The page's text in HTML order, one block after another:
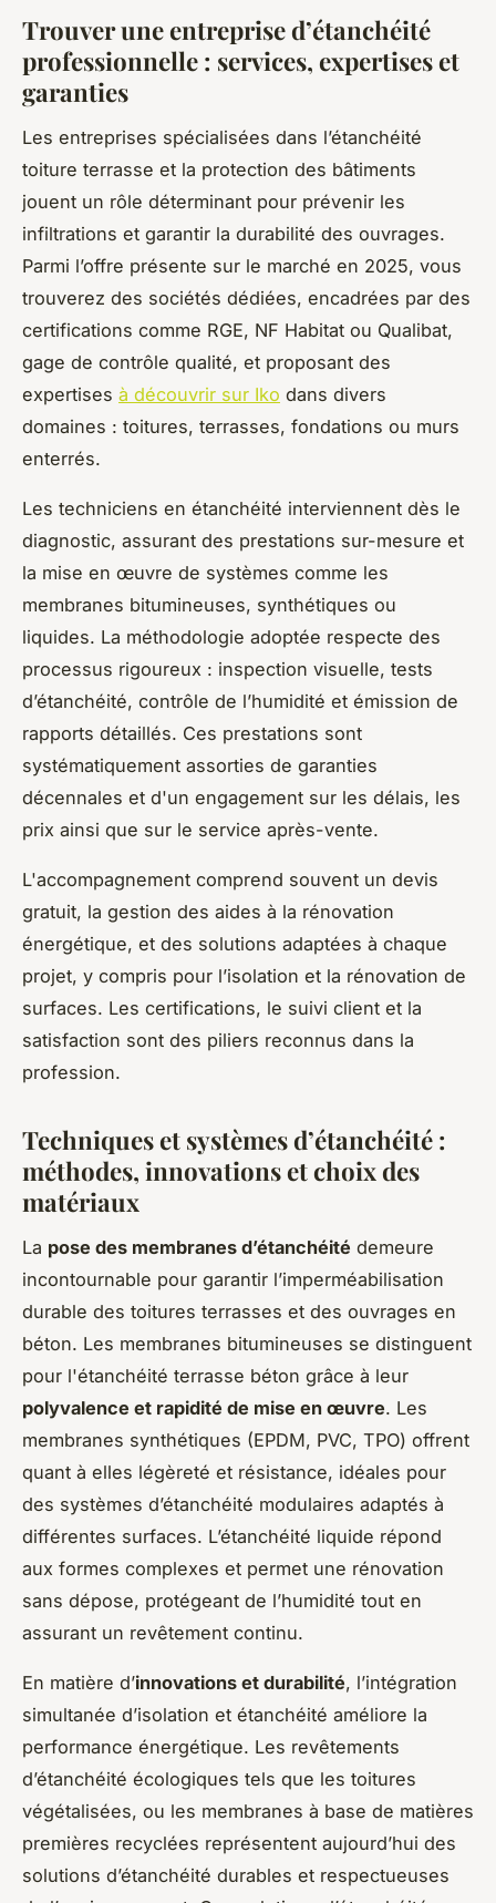
Trouver une entreprise d’étanchéité
professionnelle : services, expertises et
garanties
Les entreprises spécialisées dans l’étanchéité
toiture terrasse et la protection des bâtiments
jouent un rôle déterminant pour prévenir les
infiltrations et garantir la durabilité des ouvrages.
Parmi l’offre présente sur le marché en 2025, vous
trouverez des sociétés dédiées, encadrées par des
certifications comme RGE, NF Habitat ou Qualibat,
gage de contrôle qualité, et proposant des
expertises à découvrir sur Iko dans divers
domaines : toitures, terrasses, fondations ou murs
enterrés.
Les techniciens en étanchéité interviennent dès le
diagnostic, assurant des prestations sur-mesure et
la mise en œuvre de systèmes comme les
membranes bitumineuses, synthétiques ou
liquides. La méthodologie adoptée respecte des
processus rigoureux : inspection visuelle, tests
d’étanchéité, contrôle de l’humidité et émission de
rapports détaillés. Ces prestations sont
systématiquement assorties de garanties
décennales et d'un engagement sur les délais, les
prix ainsi que sur le service après-vente.
L'accompagnement comprend souvent un devis
gratuit, la gestion des aides à la rénovation
énergétique, et des solutions adaptées à chaque
projet, y compris pour l’isolation et la rénovation de
surfaces. Les certifications, le suivi client et la
satisfaction sont des piliers reconnus dans la
profession.
Techniques et systèmes d’étanchéité :
méthodes, innovations et choix des
matériaux
La pose des membranes d’étanchéité demeure
incontournable pour garantir l’imperméabilisation
durable des toitures terrasses et des ouvrages en
béton. Les membranes bitumineuses se distinguent
pour l'étanchéité terrasse béton grâce à leur
polyvalence et rapidité de mise en œuvre. Les
membranes synthétiques (EPDM, PVC, TPO) offrent
quant à elles légèreté et résistance, idéales pour
des systèmes d’étanchéité modulaires adaptés à
différentes surfaces. L’étanchéité liquide répond
aux formes complexes et permet une rénovation
sans dépose, protégeant de l’humidité tout en
assurant un revêtement continu.
En matière d’innovations et durabilité, l’intégration
simultanée d’isolation et étanchéité améliore la
performance énergétique. Les revêtements
d’étanchéité écologiques tels que les toitures
végétalisées, ou les membranes à base de matières
premières recyclées représentent aujourd’hui des
solutions d’étanchéité durables et respectueuses